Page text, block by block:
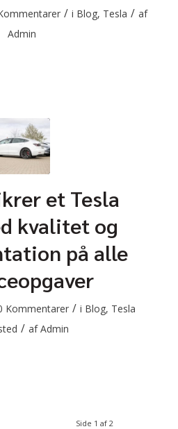
/ i Blog, Tesla / af
Admin
et Tesla
kvalitet og
på alle
Kommentarer / i Blog, Tesla
/ afAdmin
Side 1 af 2